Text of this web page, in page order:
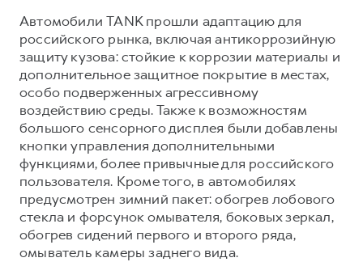
Автомобили TANK прошли адаптацию для
российского рынка, включая антикоррозийную
защиту кузова: стойкие к коррозии материалы и
дополнительное защитное покрытие в местах,
особо подверженных агрессивному
воздействию среды. Также к возможностям
большого сенсорного дисплея были добавлены
кнопки управления дополнительными
функциями, более привычные для российского
пользователя. Кроме того, в автомобилях
предусмотрен зимний пакет: обогрев лобового
стекла и форсунок омывателя, боковых зеркал,
обогрев сидений первого и второго ряда,
омыватель камеры заднего вида.